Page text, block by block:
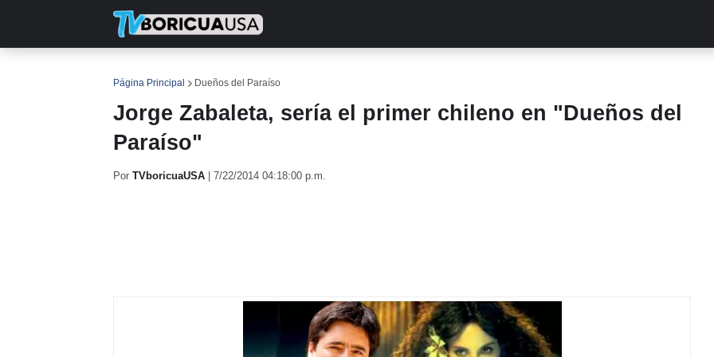
Página Principal Dueños del Paraíso
Jorge Zabaleta, sería el primer chileno en "Dueños del
Paraíso"
Por TVboricuaUSA 7/22/2014 04:18:00 p.m.